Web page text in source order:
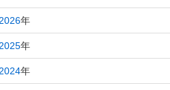
年
年
年